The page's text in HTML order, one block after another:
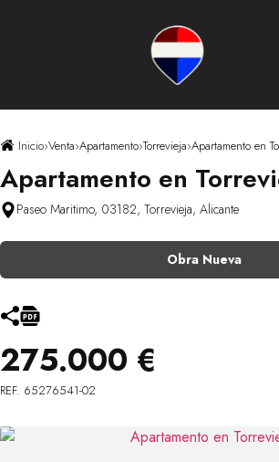
Inicio›Venta›Apartamento›Torrevieja›Apartamento en
Apartamento en
Paseo Maritimo, 03182, Torrevieja, Alicante
Obra Nueva
275.000 €
REF. 65276541-02